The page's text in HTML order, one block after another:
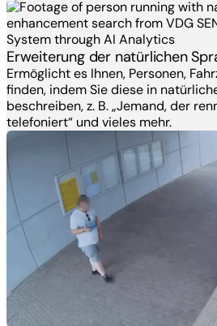
Erweiterung der natürlichen
Ermöglicht es Ihnen, Personen,
finden, indem Sie diese in
beschreiben, z. B. „Jemand, der
telefoniert“ und vieles mehr.